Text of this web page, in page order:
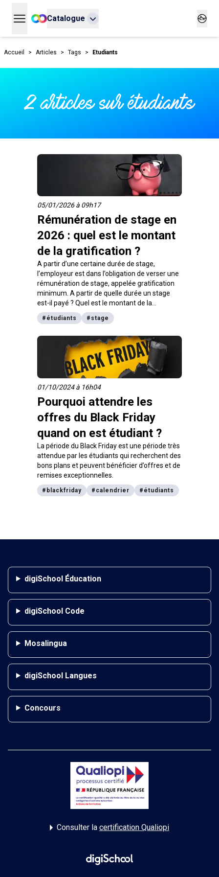
Ouvrir le menu principal
Catalogue
Accueil > Articles > Tags > Etudiants
2 articles sur étudiants
05/01/2026 à 09h17
Rémunération de stage en
2026 : quel est le montant
de la gratification ?
A partir d’une certaine durée de stage,
l’employeur est dans l’obligation de verser une
rémunération de stage, appelée gratification
minimum. A partir de quelle durée un stage
est-il payé ? Quel est le montant de la
gratification de stage au 1er janvier 2026 ?
Pour y voir plus clair, on fait le point sur la
# étudiants # stage
01/10/2024 à 16h04
Pourquoi attendre les
offres du Black Friday
quand on est étudiant ?
La période du Black Friday est une période très
attendue par les étudiants qui recherchent des
bons plans et peuvent bénéficier d’offres et de
remises exceptionnelles.
# blackfriday # calendrier # étudiants
digiSchool Éducation
digiSchool Code
Mosalingua
digiSchool Langues
Concours
Consulter la certification Qualiopi